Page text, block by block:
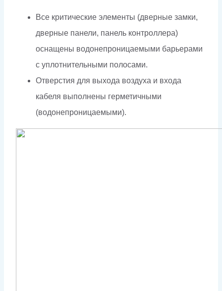
Все критические элементы (дверные замки,
дверные панели, панель контроллера)
оснащены водонепроницаемыми барьерами
с уплотнительными полосами.
Отверстия для выхода воздуха и входа
кабеля выполнены герметичными
(водонепроницаемыми).